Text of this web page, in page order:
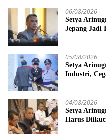
06/08/2026
Setya
Jepang Jadi
05/08/2026
Setya
Industri,
04/08/2026
Setya
Harus